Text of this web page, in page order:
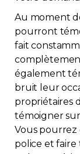
Au moment
pourront
fait
également
bruit leur
propriétaires
témoigner
Vous pourrez
police et faire